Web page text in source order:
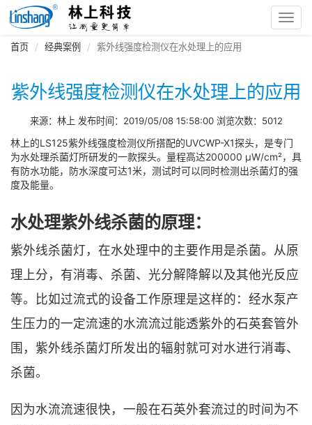
首页 经典案例 紫外线强度检测仪在水处理上的应用
紫外线强度检测仪在水处理上的应用
来源：林上 发布时间：2019/05/08 15:58:00 浏览次数：5012
林上的LS125紫外线强度检测仪所搭配的UVCWP-X1探头，是专门
为水处理杀菌灯所研发的一款探头。量程高达200000 μW/cm²，具
有防水功能，防水深度可达1米，测试时可以同时检测出杀菌灯的强
度及能量。
水处理紫外线杀菌的原理：
紫外线杀菌灯，在水处理中的主要作用是杀菌。从原
理上分，有消毒、杀菌、光分解降解以及其他光反应
等。比如过流式的设备工作原理是这样的：经水泵产
生压力的一定流速的水流流过能透紫外的石英套管外
围，紫外线杀菌灯所发出的辐射就可对水进行消毒、
杀菌。
因为水流流速很快，一般在石英外套流过的时间为不